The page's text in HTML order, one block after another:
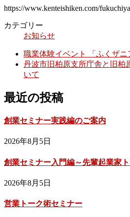
https://www.kenteishiken.com/
カテゴリー
お知らせ
職業体験イベント 「ふくザ
丹波市旧柏原支所庁舎と旧柏
いて
最近の投稿
創業セミナー実践編のご案内
2026年8月5日
創業セミナー入門編～先輩起業家
2026年8月5日
営業トーク術セミナー